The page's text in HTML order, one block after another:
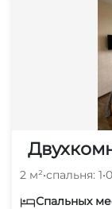
2 м²•спальня: 1•0
Спальных